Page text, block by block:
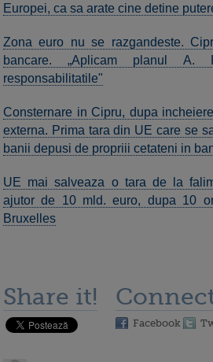
Europei, ca sa arate cine detine
Zona euro nu se razgandeste.
bancare. „Aplicam planul A.
responsabilitatile"
Consternare in Cipru, dupa
externa. Prima tara din UE care se
banii depusi de propriii cetateni in
UE mai salveaza o tara de la
ajutor de 10 mld. euro, dupa 10
Bruxelles
Share it!
Facebook